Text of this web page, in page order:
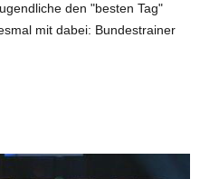
den "besten Tag"
mit dabei: Bundestrainer